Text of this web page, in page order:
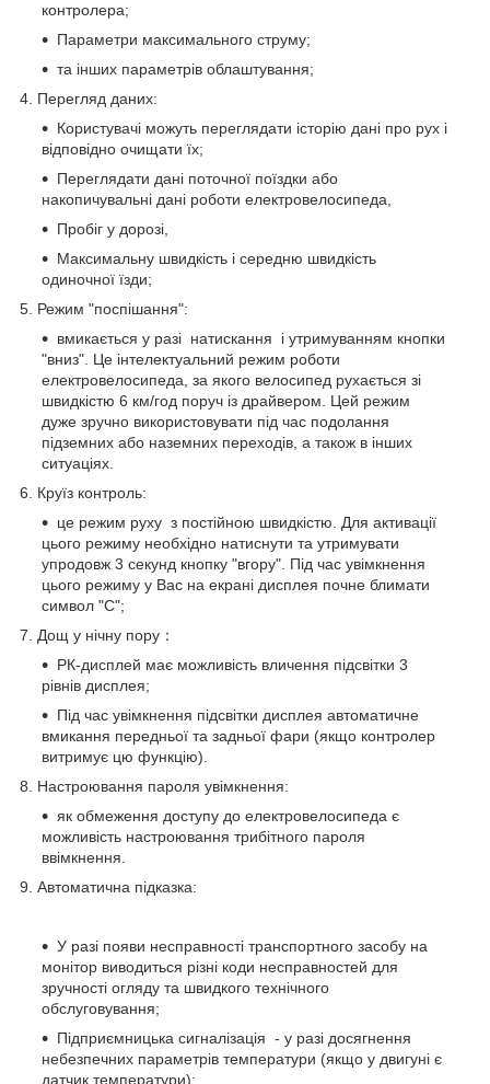
контролера;
Параметри максимального струму;
та інших параметрів облаштування;
4. Перегляд даних:
Користувачі можуть переглядати історію дані про рух і
відповідно очищати їх;
Переглядати дані поточної поїздки або
накопичувальні дані роботи електровелосипеда,
Пробіг у дорозі,
Максимальну швидкість і середню швидкість
одиночної їзди;
5. Режим "поспішання":
вмикається у разі натискання і утримуванням кнопки
"вниз". Це інтелектуальний режим роботи
електровелосипеда, за якого велосипед рухається зі
швидкістю 6 км/год поруч із драйвером. Цей режим
дуже зручно використовувати під час подолання
підземних або наземних переходів, а також в інших
ситуаціях.
6. Круїз контроль:
це режим руху з постійною швидкістю. Для активації
цього режиму необхідно натиснути та утримувати
упродовж 3 секунд кнопку "вгору". Під час увімкнення
цього режиму у Вас на екрані дисплея почне блимати
символ "С";
7. Дощ у нічну пору：
РК-дисплей має можливість вличення підсвітки 3
рівнів дисплея;
Під час увімкнення підсвітки дисплея автоматичне
вмикання передньої та задньої фари (якщо контролер
витримує цю функцію).
8. Настроювання пароля увімкнення:
як обмеження доступу до електровелосипеда є
можливість настроювання трибітного пароля
ввімкнення.
9. Автоматична підказка:
У разі появи несправності транспортного засобу на
монітор виводиться різні коди несправностей для
зручності огляду та швидкого технічного
обслуговування;
Підприємницька сигналізація - у разі досягнення
небезпечних параметрів температури (якщо у двигуні є
датчик температури);